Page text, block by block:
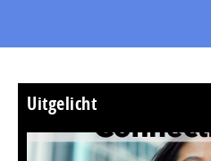
Uitgelicht